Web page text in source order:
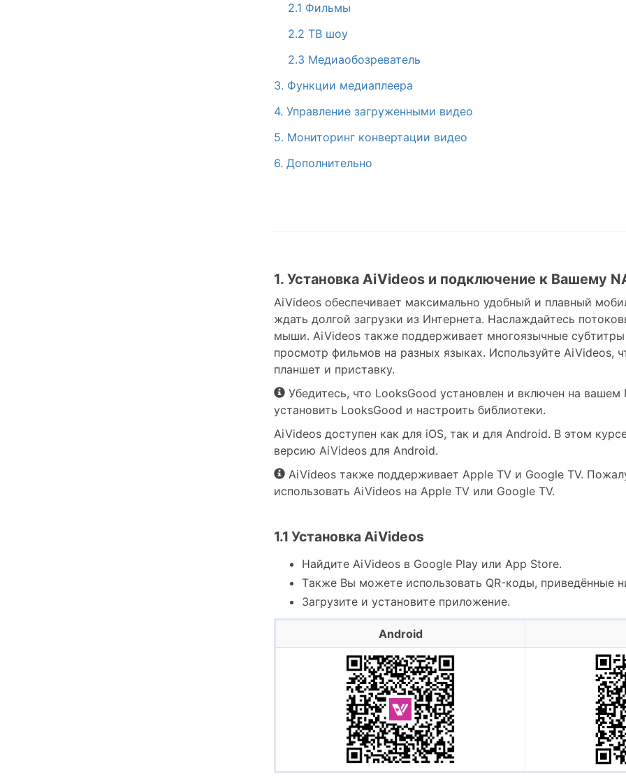
2.1 Фильмы
2.2 ТВ шоу
2.3 Медиаобозреватель
3. Функции медиаплеера
4. Управление загруженными видео
5. Мониторинг конвертации видео
6. Дополнительно
1. Установка AiVideos и подключение к Вашему
AiVideos обеспечивает максимально удобный и плавный
ждать долгой загрузки из Интернета. Наслаждайтесь
мыши. AiVideos также поддерживает многоязычные
просмотр фильмов на разных языках. Используйте AiVideos,
планшет и приставку.
Убедитесь, что LooksGood установлен и включен на
установить LooksGood и настроить библиотеки.
AiVideos доступен как для iOS, так и для Android. В этом
версию AiVideos для Android.
AiVideos также поддерживает Apple TV и Google TV.
использовать AiVideos на Apple TV или Google TV.
1.1 Установка AiVideos
Найдите AiVideos в Google Play или App Store.
Tакже Вы можете использовать QR-коды, приведённые
Загрузите и установите приложение.
Android